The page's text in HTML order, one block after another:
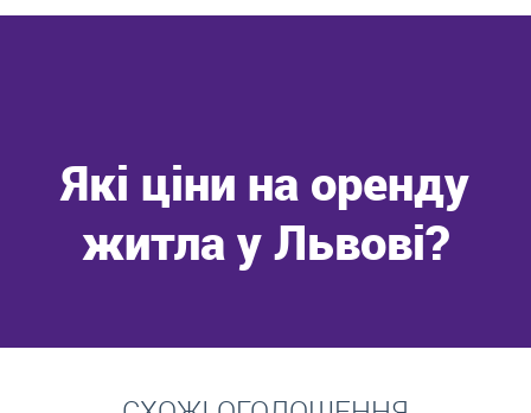
Які ціни на оренду
житла у Львові?